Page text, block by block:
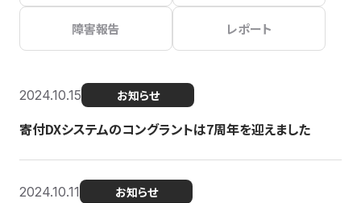
障害報告 レポート
2024.10.15 お知らせ
寄付DXシステムのコングラントは7周年を迎えました
2024.10.11 お知らせ